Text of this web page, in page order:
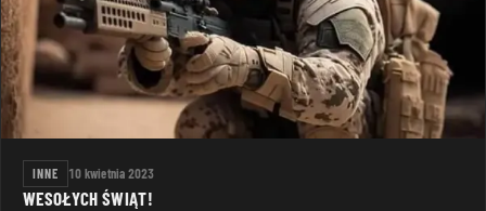
INNE 10 kwietnia 2023
WESOŁYCH ŚWIĄT!